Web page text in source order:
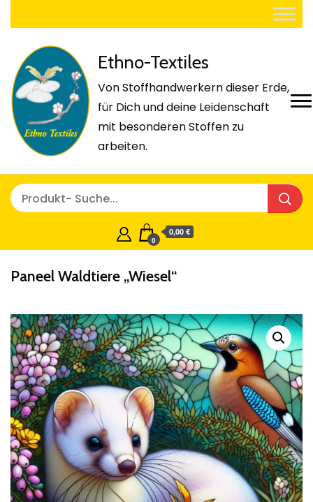
Ethno-Textiles
Von Stoffhandwerkern dieser Erde,
für Dich und deine Leidenschaft
mit besonderen Stoffen zu
arbeiten.
0
0,00 €
Paneel Waldtiere „Wiesel“